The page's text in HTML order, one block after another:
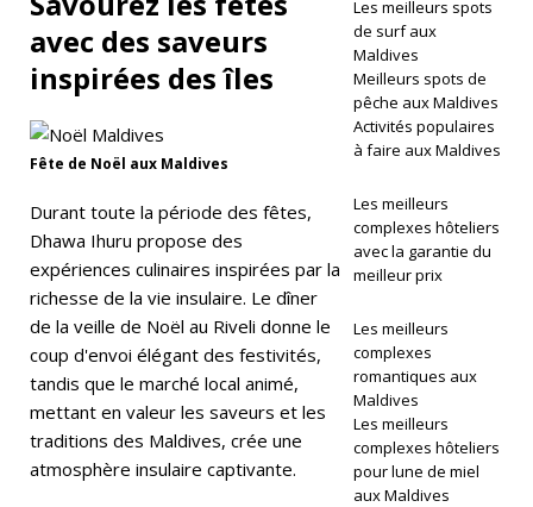
T
U
R
avec des saveurs
inspirées des îles
Fête de Noël aux Maldives
Durant toute la période des fêtes,
Dhawa Ihuru propose des
expériences culinaires inspirées par la
richesse de la vie insulaire. Le dîner
de la veille de Noël au Riveli donne le
coup d'envoi élégant des festivités,
tandis que le marché local animé,
mettant en valeur les saveurs et les
traditions des Maldives, crée une
atmosphère insulaire captivante.
Les meilleurs spots
de surf aux
Maldives
Meilleurs spots de
pêche aux Maldives
Activités populaires
à faire aux Maldives
Les meilleurs
complexes hôteliers
avec la garantie du
meilleur prix
Les meilleurs
complexes
romantiques aux
Maldives
Les meilleurs
complexes hôteliers
pour lune de miel
aux Maldives